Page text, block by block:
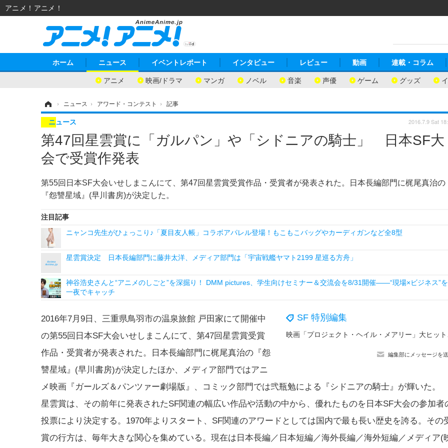
ホーム ニュース
アニメ 映画/ドラマ マンガ ノベル 音楽 声優 ゲーム グッズ
イベントレポート インタビュー レビュー 動画 連載・コラム
› ニュース › アワード・コンテスト › 記事
第47回星雲賞に「ガルパン」や「シドニアの騎士」 日本SF大
会で受賞作発表
第55回日本SF大会いせしまこんにて、第47回星雲賞受賞作品・受賞者が発表された。日本長編部門に梶尾真治の
『怨讐星域』(早川書房)が決定した。
ニュース 2016.7.9 Sat
注目記事
ニャンコ先生がひょっこり♪「夏目友人帳」コラボアパレル登場！もこもこバッグやカーディガンなど全8型
星雲賞決定 日本長編部門に藤井太洋、メディア部門は「宇宙戦艦ヤマト2199 星巡る方舟」
神谷浩史さんと“アニメのしごと”を深掘り！ DMM pictures、学生向けセミナー＆交流会を8/31開催――“現場×ビジネス”を
一夜でキャッチ
SF 特別編集
編集部にメッセージを
2016年7月9日、三重県鳥羽市の温泉旅館 戸田家にて開催中
の第55回日本SF大会いせしまこんにて、第47回星雲賞受賞
作品・受賞者が発表された。日本長編部門に梶尾真治の『怨
讐星域』(早川書房)が決定したほか、メディア部門ではアニ
メ映画『ガールズ＆パンツァー劇場版』、コミック部門では弐瓶勉による『シドニアの騎士』が輝いた。
星雲賞は、その前年に発表されたSF関連の幅広い作品や活動の中から、優れたものを日本SF大会の参加者
投票により決定する。1970年よりスタート、SF関連のアワードとしては国内で最も長い歴史を誇る。その
賞の行方は、毎年大きな関心を集めている。現在は日本長編／日本短編／海外長編／海外短編／メディア(
アニメ！アニメ！